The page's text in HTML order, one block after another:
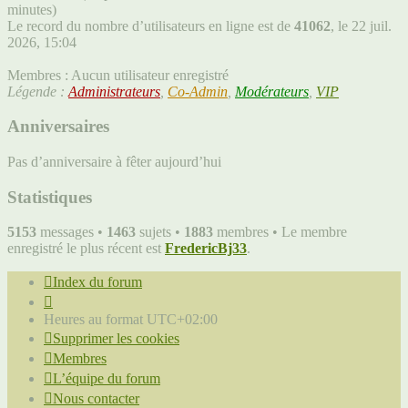
minutes)
Le record du nombre d’utilisateurs en ligne est de 41062, le 22 juil.
2026, 15:04
Membres : Aucun utilisateur enregistré
Légende : Administrateurs Co-Admin Modérateurs VIP
Anniversaires
Pas d’anniversaire à fêter aujourd’hui
Statistiques
5153 messages • 1463 sujets • 1883 membres • Le membre
enregistré le plus récent est FredericBj33.
Index du forum
Heures au format UTC+02:00
Supprimer les cookies
Membres
L’équipe du forum
Nous contacter